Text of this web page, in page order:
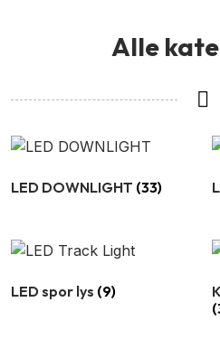
Alle
LED DOWNLIGHT (33)
LED spor lys (9)